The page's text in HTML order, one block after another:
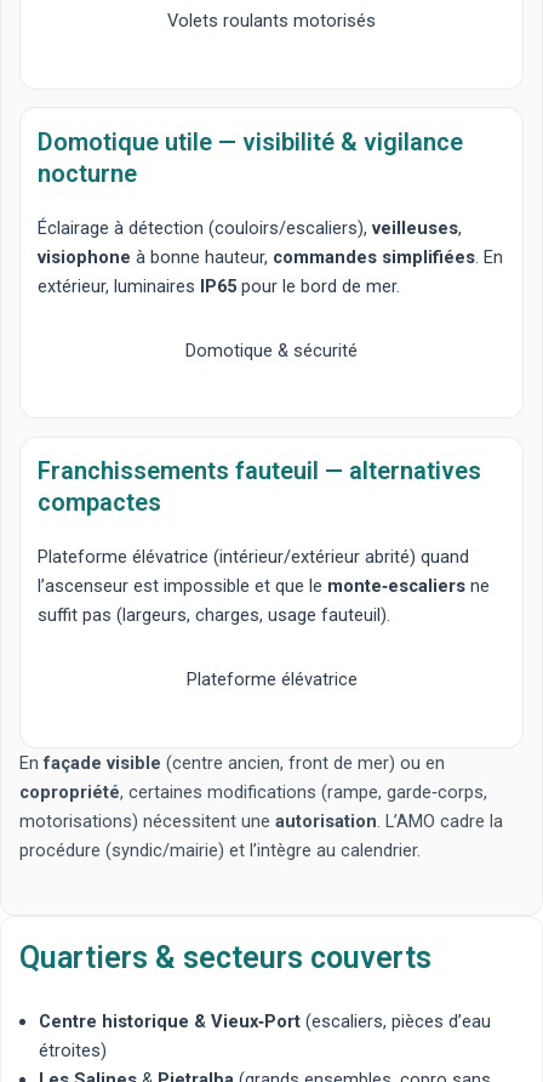
Volets roulants motorisés
Domotique utile — visibilité & vigilance
nocturne
Éclairage à détection (couloirs/escaliers),veilleuses,
visiophone à bonne hauteur, commandes simplifiées. En
extérieur, luminaires IP65 pour le bord de mer.
Domotique & sécurité
Franchissements fauteuil — alternatives
compactes
Plateforme élévatrice (intérieur/extérieur abrité) quand
l’ascenseur est impossible et que le monte‑escaliers ne
suffit pas (largeurs, charges, usage fauteuil).
Plateforme élévatrice
Enfaçade visible (centre ancien, front de mer) ou en
copropriété, certaines modifications (rampe, garde‑corps,
motorisations) nécessitent une autorisation. L’AMO cadre la
procédure (syndic/mairie) et l’intègre au calendrier.
Quartiers & secteurs couverts
Centre historique & Vieux‑Port(escaliers, pièces d’eau
étroites)